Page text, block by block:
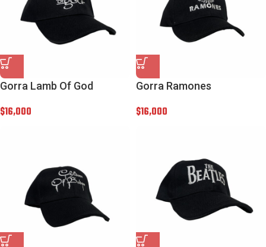
Gorra Lamb Of God
$16,000
Gorra Ramones
$16,000